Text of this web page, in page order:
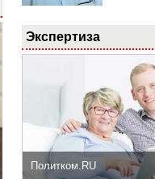
Экспертиза
Политком.RU